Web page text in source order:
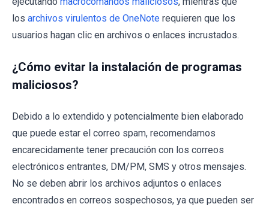
los archivos virulentos de OneNote requieren que los
usuarios hagan clic en archivos o enlaces incrustados.
¿Cómo evitar la instalación de programas
maliciosos?
Debido a lo extendido y potencialmente bien elaborado
que puede estar el correo spam, recomendamos
encarecidamente tener precaución con los correos
electrónicos entrantes, DM/PM, SMS y otros mensajes.
No se deben abrir los archivos adjuntos o enlaces
encontrados en correos sospechosos, ya que pueden ser